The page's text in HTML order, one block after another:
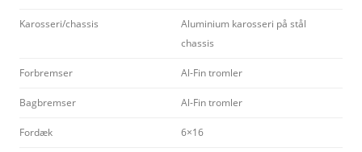
Karosseri/chassis
Aluminium karosseri på stål
chassis
Forbremser Al-Fin tromler
Bagbremser Al-Fin tromler
Fordæk 6×16